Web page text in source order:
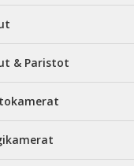
& Paristot